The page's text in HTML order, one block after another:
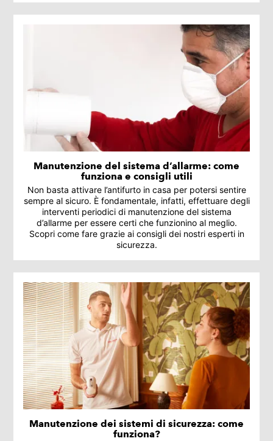
Manutenzione del sistema d’allarme: come
funziona e consigli utili
Non basta attivare l’antifurto in casa per potersi sentire
sempre al sicuro. È fondamentale, infatti, effettuare degli
interventi periodici di manutenzione del sistema
d’allarme per essere certi che funzionino al meglio.
Scopri come fare grazie ai consigli dei nostri esperti in
sicurezza.
Manutenzione dei sistemi di sicurezza: come
funziona?